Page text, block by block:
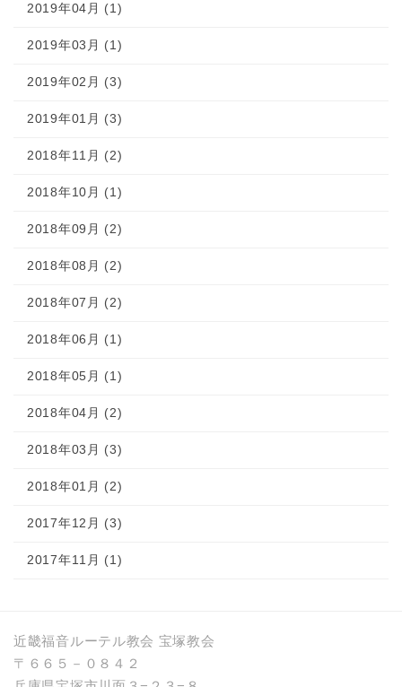
2019年04月 (1)
2019年03月 (1)
2019年02月 (3)
2019年01月 (3)
2018年11月 (2)
2018年10月 (1)
2018年09月 (2)
2018年08月 (2)
2018年07月 (2)
2018年06月 (1)
2018年05月 (1)
2018年04月 (2)
2018年03月 (3)
2018年01月 (2)
2017年12月 (3)
2017年11月 (1)
近畿福音ルーテル教会 宝塚教会
〒６６５－０８４２